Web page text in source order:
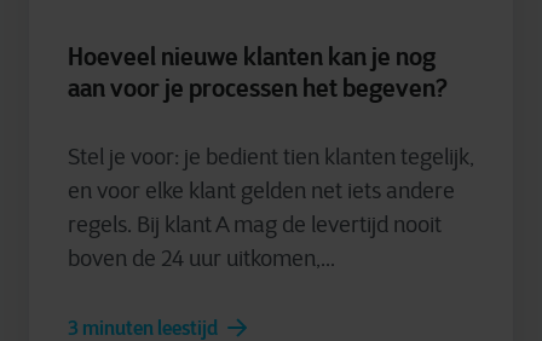
Hoeveel nieuwe klanten kan je nog
aan voor je processen het begeven?
Stel je voor: je bedient tien klanten tegelijk,
en voor elke klant gelden net iets andere
regels. Bij klant A mag de levertijd nooit
boven de 24 uur uitkomen,...
3 minuten leestijd